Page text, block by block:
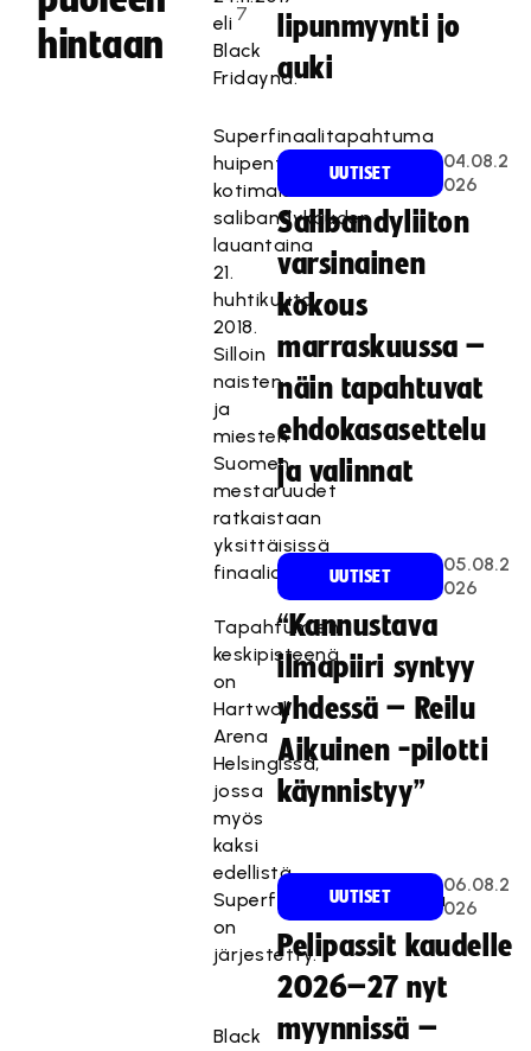
hintaan
7
eli
Black
Fridayna.
Superfinaalitapahtuma
huipentaa
kotimaisen
salibandykauden
lauantaina
21.
huhtikuuta
2018.
Silloin
naisten
ja
miesten
Suomen
mestaruudet
ratkaistaan
yksittäisissä
finaaliotteluissa.
Tapahtumien
keskipisteenä
on
Hartwall
Arena
Helsingissä,
jossa
myös
kaksi
edellistä
Superfinaalitapahtumaa
on
järjestetty.
Black
lipunmyynti jo
auki
UUTISET
04.08.2
026
Salibandyliiton
varsinainen
kokous
marraskuussa –
näin tapahtuvat
ehdokasasettelu
ja valinnat
UUTISET
05.08.2
026
“Kannustava
ilmapiiri syntyy
yhdessä – Reilu
Aikuinen -pilotti
käynnistyy”
UUTISET
06.08.2
026
Pelipassit kaudelle
2026–27 nyt
myynnissä –